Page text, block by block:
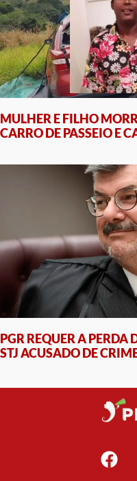
MULHER E FILHO
CARRO DE PASSEIO E
PGR REQUER A PERDA
STJ ACUSADO DE